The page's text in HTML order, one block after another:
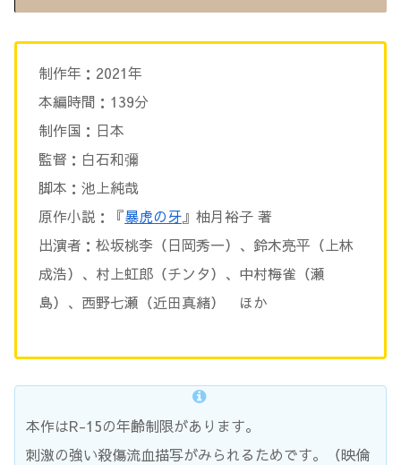
制作年：2021年
本編時間：139分
制作国：日本
監督：白石和彌
脚本：池上純哉
原作小説：『暴虎の牙 』柚月裕子 著
出演者：松坂桃李（日岡秀一）、鈴木亮平（上林
成浩）、村上虹郎（チンタ）、中村梅雀（瀬
島）、西野七瀬（近田真緒） ほか
本作はR-15の年齢制限があります。
刺激の強い殺傷流血描写がみられるためです。（映倫